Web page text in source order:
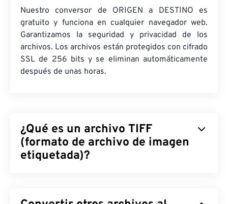
Nuestro conversor de ORIGEN a DESTINO es
gratuito y funciona en cualquier navegador web.
Garantizamos la seguridad y privacidad de los
archivos. Los archivos están protegidos con cifrado
SSL de 256 bits y se eliminan automáticamente
después de unas horas.
¿Qué es un archivo TIFF
(formato de archivo de imagen
etiquetada)?